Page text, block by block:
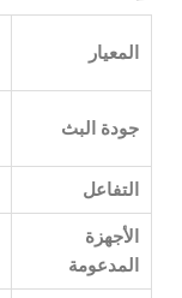
المعيار
جودة البث
التفاعل
الأجهزة
المدعومة